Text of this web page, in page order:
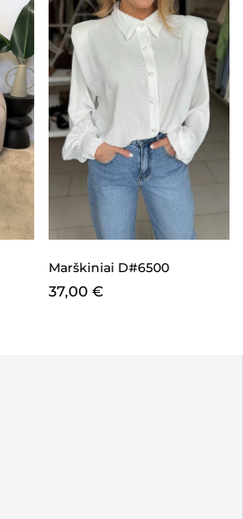
Marškiniai D#6500
37,00 €